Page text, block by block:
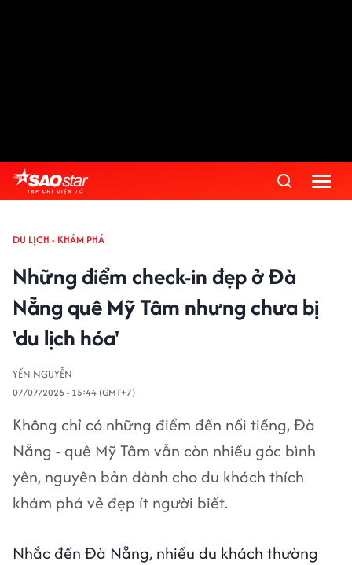
DU LỊCH - KHÁM PHÁ
Những điểm check-in đẹp ở Đà
Nẵng quê Mỹ Tâm nhưng chưa bị
'du lịch hóa'
YẾN NGUYỄN
07/07/2026 - 15:44 (GMT+7)
Không chỉ có những điểm đến nổi tiếng, Đà
Nẵng - quê Mỹ Tâm vẫn còn nhiều góc bình
yên, nguyên bản dành cho du khách thích
khám phá vẻ đẹp ít người biết.
Nhắc đến Đà Nẵng, nhiều du khách thường